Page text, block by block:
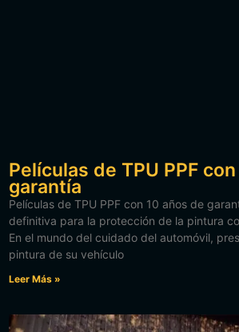
Películas de TPU PPF
garantía
Películas de TPU PPF con 10 años de
definitiva para la protección de la pintura
En el mundo del cuidado del automóvil,
pintura de su vehículo
Leer Más »